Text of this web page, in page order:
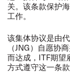
关。该条款保护
工作。
该集体协议是由
（JNG）自愿协
而达成，ITF期望
方式遵守这一条款